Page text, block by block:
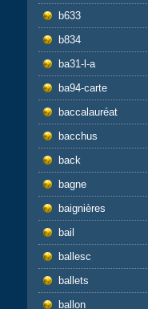
b633
b834
ba31-l-a
ba94-carte
baccalauréat
bacchus
back
bagne
baignières
bail
ballesc
ballets
ballon